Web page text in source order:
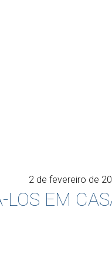
2 de fevereiro de
LOS EM